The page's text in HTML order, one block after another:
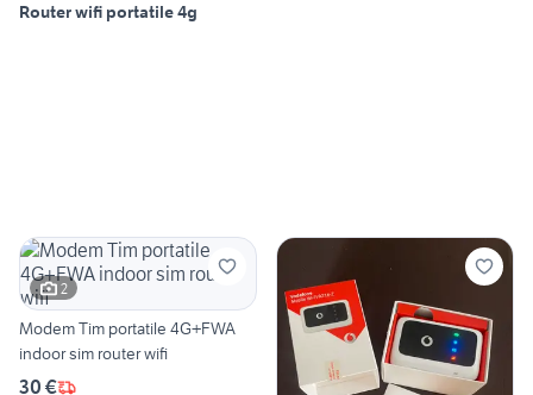
Router wifi portatile 4g
2
Modem Tim portatile 4G+FWA
indoor sim router wifi
30 €